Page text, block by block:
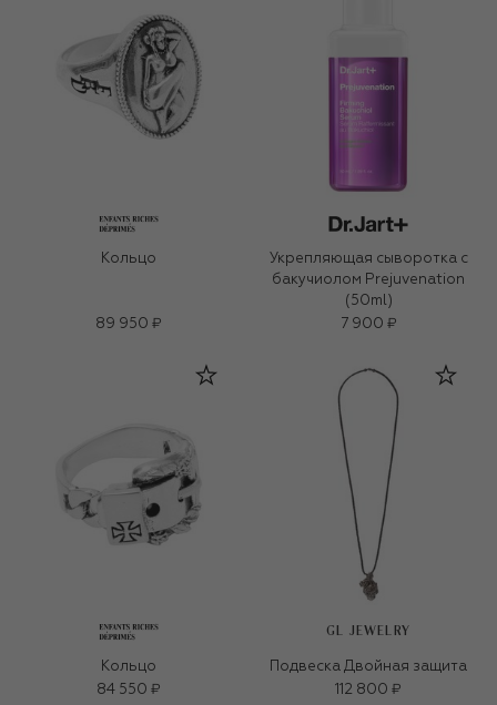
Кольцо
89 950 ₽
Укрепляющая сыворотка с
бакучиолом Prejuvenation
(50ml)
7 900 ₽
Кольцо
84 550 ₽
GL JEWELRY
Подвеска Двойная защита
112 800 ₽